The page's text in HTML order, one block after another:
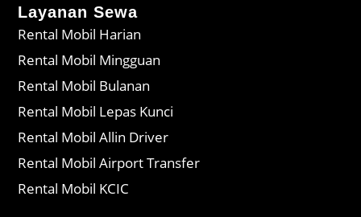
Layanan Sewa
Rental Mobil Harian
Rental Mobil Mingguan
Rental Mobil Bulanan
Rental Mobil Lepas Kunci
Rental Mobil Allin Driver
Rental Mobil Airport Transfer
Rental Mobil KCIC